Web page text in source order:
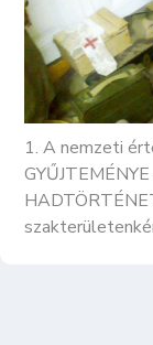
1. A nemzeti